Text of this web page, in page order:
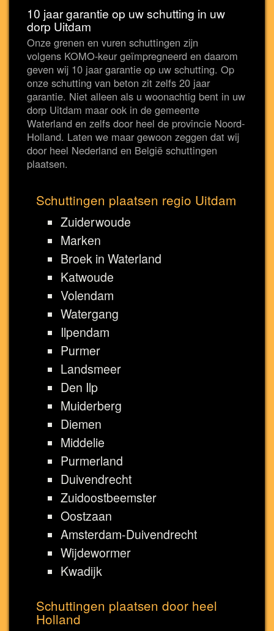
10 jaar garantie op uw schutting in uw
dorp Uitdam
Onze grenen en vuren schuttingen zijn
volgens KOMO-keur geïmpregneerd en daarom
geven wij 10 jaar garantie op uw schutting. Op
onze schutting van beton zit zelfs 20 jaar
garantie. Niet alleen als u woonachtig bent in uw
dorp Uitdam maar ook in de gemeente
Waterland en zelfs door heel de provincie Noord-
Holland. Laten we maar gewoon zeggen dat wij
door heel Nederland en België schuttingen
plaatsen.
Schuttingen plaatsen regio Uitdam
Zuiderwoude
Marken
Broek in Waterland
Katwoude
Volendam
Watergang
Ilpendam
Purmer
Landsmeer
Den Ilp
Muiderberg
Diemen
Middelie
Purmerland
Duivendrecht
Zuidoostbeemster
Oostzaan
Amsterdam-Duivendrecht
Wijdewormer
Kwadijk
Schuttingen plaatsen door heel
Holland